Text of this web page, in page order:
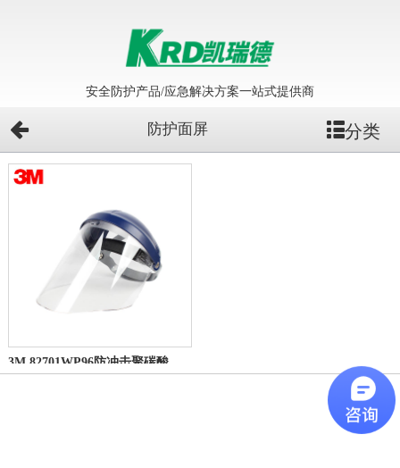
安全防护产品/应急解决方案一站式提供商
防护面屏 分类
3M 82701WP96防冲击聚碳酸酯面屏 面具配82500支架使用